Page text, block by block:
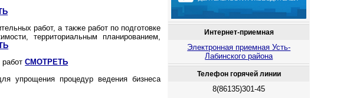
работ, а также работ по подготовке
территориальным планированием,
работСМОТРЕТЬ
упрощения процедур ведения бизнеса
Интернет-приемная
Электронная приемная Усть-
Лабинского района
Телефон горячей линии
8(86135)301-45